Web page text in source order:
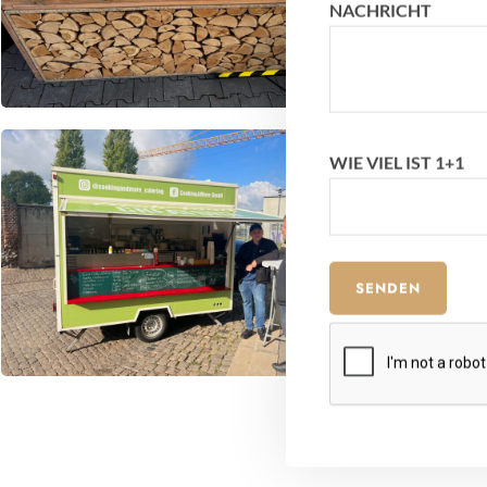
NACHRICHT
WIE VIEL IST 1+1